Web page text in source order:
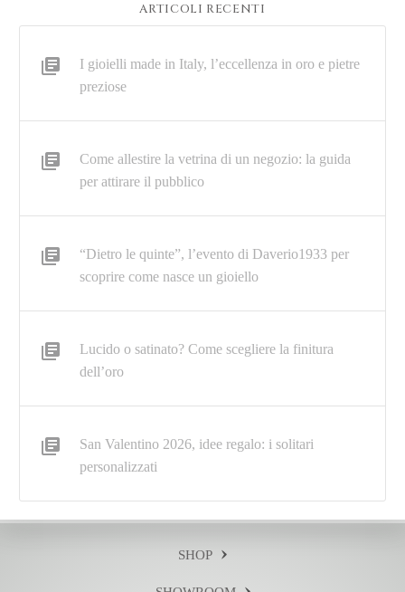
ARTICOLI RECENTI
I gioielli made in Italy, l’eccellenza in oro e pietre
preziose
Come allestire la vetrina di un negozio: la guida
per attirare il pubblico
“Dietro le quinte”, l’evento di Daverio1933 per
scoprire come nasce un gioiello
Lucido o satinato? Come scegliere la finitura
dell’oro
San Valentino 2026, idee regalo: i solitari
personalizzati
SHOP